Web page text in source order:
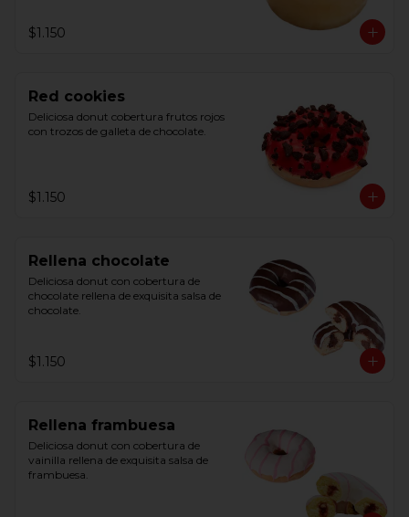
$1.150
Red cookies
Deliciosa donut cobertura frutos rojos
con trozos de galleta de chocolate.
$1.150
Rellena chocolate
Deliciosa donut con cobertura de
chocolate rellena de exquisita salsa de
chocolate.
$1.150
Rellena frambuesa
Deliciosa donut con cobertura de
vainilla rellena de exquisita salsa de
frambuesa.